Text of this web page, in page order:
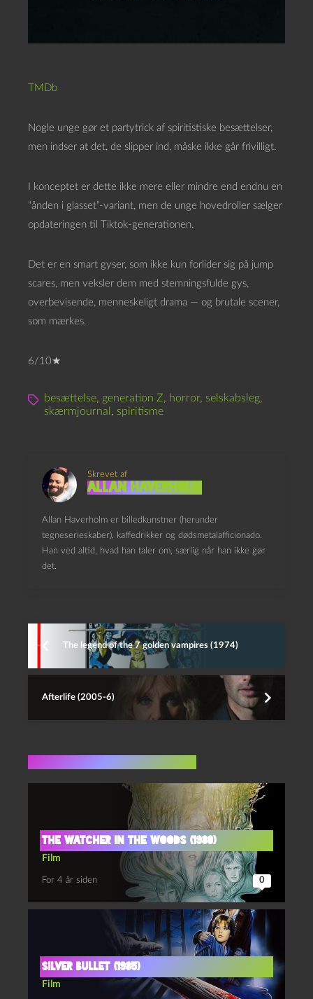
TMDb
Nogle unge gør et partytrick af spiritistiske besættelser,
men indser at det, de slipper ind, måske ikke går frivilligt.
I konceptet er dette ikke mere eller mindre end endnu en
“ånden i glasset”-variant, men de unge hovedroller sælger
opdateringen til Tiktok-generationen.
Det er en smart gyser, som ikke kun forlider sig på jump
scares, men veksler dem med stemningsfulde gys,
overbevisende, menneskeligt drama — og brutale scener,
som mærkes.
6/10★
besættelse, generation Z, horror, selskabsleg,
skærmjournal , spiritisme
Skrevet af
Allan Haverholm
Allan Haverholm er billedkunstner (herunder
tegneserieskaber), kaffedrikker og dødsmetalafficionado.
Han ved altid, hvad han taler om, særlig når han ikke gør
det.
The legend of the 7 golden vampires (1974)
Afterlife (2005-6)
The watcher in the woods (1980)
Film
For 4 år siden 0
Silver bullet (1985)
Film